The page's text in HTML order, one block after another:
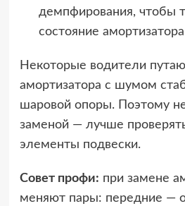
демпфирования, чтобы
состояние
Некоторые водители
амортизатора с шумом
шаровой опоры. Поэтому
заменой — лучше
элементы подвески.
Совет профи: при замене
меняют пары: передние —